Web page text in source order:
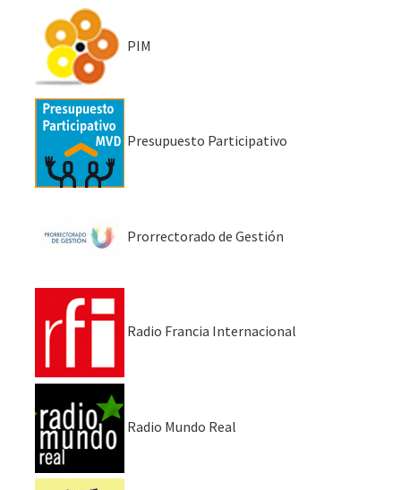
PIM
Presupuesto Participativo
Prorrectorado de Gestión
Radio Francia Internacional
Radio Mundo Real